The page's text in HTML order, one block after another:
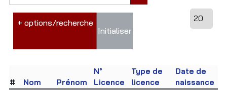
+ options/recherche
Initialiser
# Nom Prénom
N°
Licence
Type de
licence
Date de
naissance